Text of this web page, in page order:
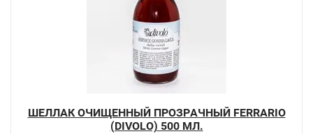
ШЕЛЛАК ОЧИЩЕННЫЙ ПРОЗРАЧНЫЙ FERRARIO
(DIVOLO) 500 МЛ.